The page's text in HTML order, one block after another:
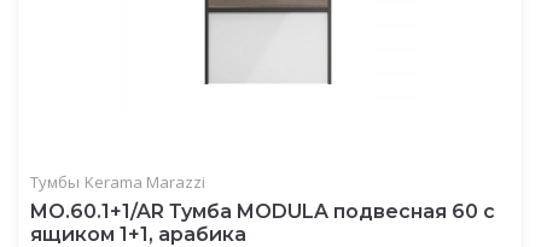
Тумбы Kerama Marazzi
MO.60.1+1/AR Тумба MODULA подвесная 60 с
ящиком 1+1, арабика